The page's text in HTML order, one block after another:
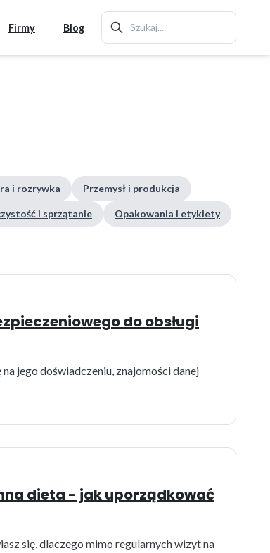
Firmy Blog
i rozrywka Przemysł i produkcja
i sprzątanie Opakowania i etykiety
do obsługi
jego doświadczeniu, znajomości danej
dieta - jak uporządkować
się, dlaczego mimo regularnych wizyt na